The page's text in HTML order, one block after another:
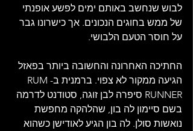
לבוש שנחשב באותם ימים לפשע אופנתי
של ממש בחוגים הנכונים. אך כישרונו גבר
על חוסר הטעם הלבושי.
החתיכה האחרונה והחשובה ביותר בפאזל
הגיעה ממקור לא צפוי. ברמנית ב-RUM
RUNNER סיפרה לבן זוגה, סטודנט לדרמה
בשם סיימון לה בון, שהלהקה מחפשת
נואשות סולן. לה בון הגיע לאודישן כשהוא